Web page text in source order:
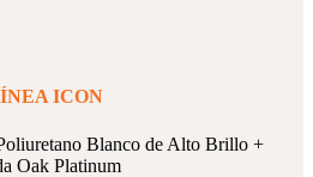
ICON
Blanco de Alto Brillo +
Oak Platinum